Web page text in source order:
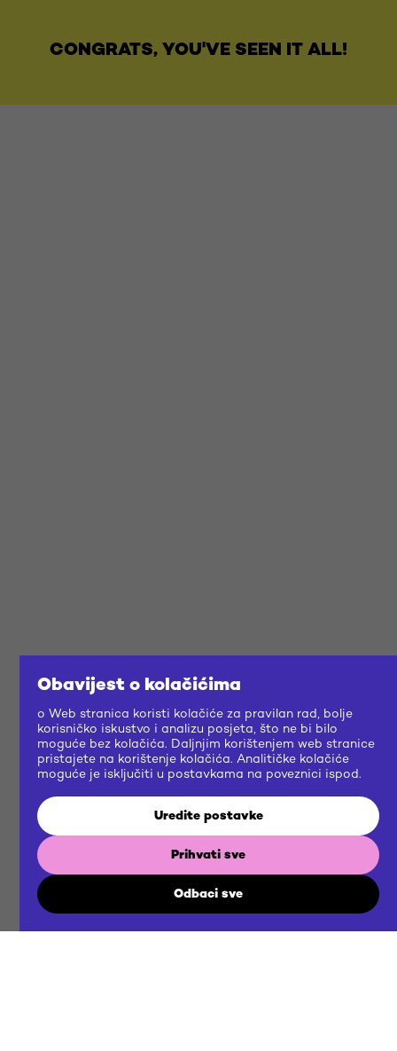
CONGRATS, YOU'VE SEEN IT ALL!
Obavijest o kolačićima
o Web stranica koristi kolačiće za pravilan rad, bolje
korisničko iskustvo i analizu posjeta, što ne bi bilo
moguće bez kolačića. Daljnjim korištenjem web stranice
pristajete na korištenje kolačića. Analitičke kolačiće
moguće je isključiti u postavkama na poveznici ispod.
Uredite postavke
Prihvati sve
Odbaci sve